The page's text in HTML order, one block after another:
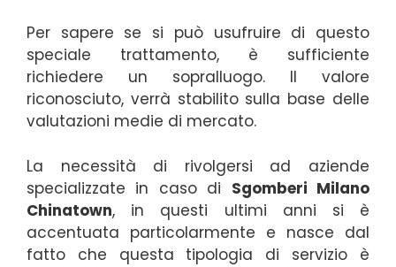
Per sapere se si può usufruire di questo
speciale trattamento, è sufficiente
richiedere un sopralluogo. Il valore
riconosciuto, verrà stabilito sulla base delle
valutazioni medie di mercato.
La necessità di rivolgersi ad aziende
specializzate in caso di Sgomberi Milano
Chinatown, in questi ultimi anni si è
accentuata particolarmente e nasce dal
fatto che questa tipologia di servizio è